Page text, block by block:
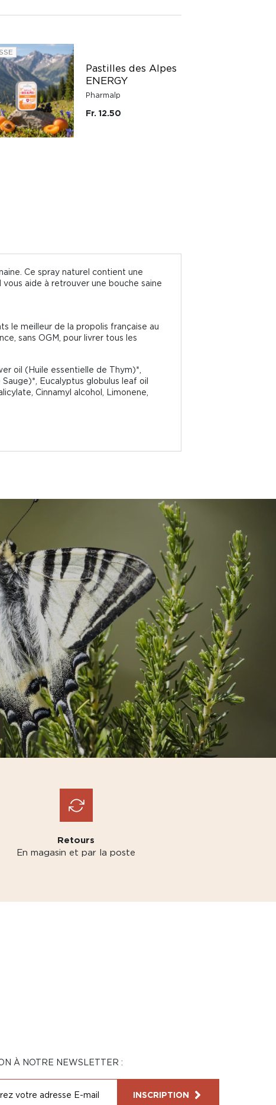
Pastilles des Alpes
ENERGY
Pharmalp
Fr. 12.50
Ce spray naturel contient une
aide à retrouver une bouche saine
le meilleur de la propolis française au
sans OGM, pour livrer tous les
oil (Huile essentielle de Thym)*,
Eucalyptus globulus leaf oil
Cinnamyl alcohol, Limonene,
Retours
En magasin et par la poste
À NOTRE NEWSLETTER :
INSCRIPTION